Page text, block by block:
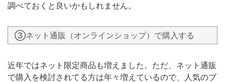
調べておくと良いかもしれません。
③ネット通販（オンラインショップ）で購入する
近年ではネット限定商品も増えました。ただ、ネット通販
で購入を検討されてる方は年々増えているので、人気のブ